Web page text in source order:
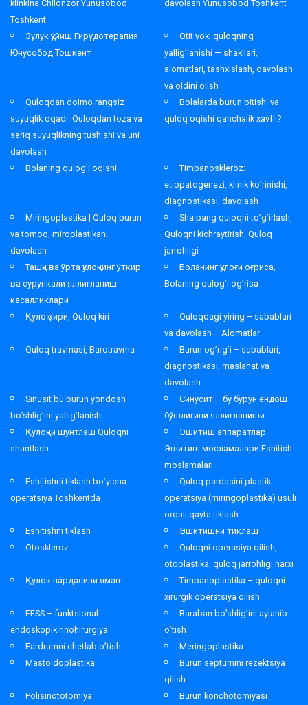
klinkina Chilonzor Yunusobod
Toshkent
davolash Yunusobod Toshkent
Зулук қўйиш Гирудотерапия
Юнусобод Тошкент
Otit yoki quloqning
yallig’lanishi — shakllari,
alomatlari, tashxislash, davolash
va oldini olish
Quloqdan doimo rangsiz
suyuqlik oqadi. Quloqdan toza va
sariq suyuqlikning tushishi va uni
davolash
Bolalarda burun bitishi va
quloq oqishi qanchalik xavfli?
Bolaning qulog’i oqishi
Timpanoskleroz:
etiopatogenezi, klinik ko’rinishi,
diagnostikasi, davolash
Miringoplastika | Quloq burun
va tomoq, miroplastikani
davolash
Shalpang quloqni to’g’irlash,
Quloqni kichraytirish, Quloq
jarrohligi
Ташқи ва ўрта қулоқнинг ўткир
ва сурункали яллиғланиш
касалликлари
Боланинг қулоғи оғриса,
Bolaning qulog’i og’risa
Қулоқ кири, Quloq kiri
Quloqdagi yiring – sabablari
va davolash – Alomatlar
Quloq travmasi, Barotravma
Burun og’rig’i – sabablari,
diagnostikasi, maslahat va
davolash.
Sinusit bu burun yondosh
bo’shlig’ini yallig’lanishi
Синусит – бу бурун ёндош
бўшлиғини яллиғланиши.
Қулоқни шунтлаш Quloqni
shuntlash
Эшитиш аппаратлар
Эшитиш мосламалари Eshitish
moslamalari
Eshitishni tiklash bo’yicha
operatsiya Toshkentda
Quloq pardasini plastik
operatsiya (miringoplastika) usuli
orqali qayta tiklash
Eshitishni tiklash
Эшитишни тиклаш
Otoskleroz
Quloqni operasiya qilish,
otoplastika, quloq jarrohligi narxi
Қулок пардасини ямаш
Timpanoplastika – quloqni
xirurgik operatsiya qilish
FESS – funktsional
endoskopik rinohirurgiya
Baraban bo’shlig’ini aylanib
o’tish
Eardrumni chetlab o’tish
Meringoplastika
Mastoidoplastika
Burun septumini rezektsiya
qilish
Polisinototomiya
Burun konchotomiyasi